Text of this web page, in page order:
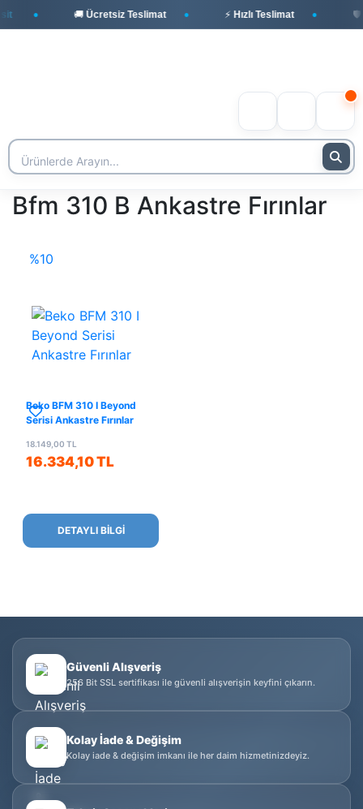
🚚 Ücretsiz Teslimat ⚡ Hızlı Teslimat 🛡️
Bfm 310 B Ankastre Fırınlar
%10
Beko BFM 310 I Beyond
Serisi Ankastre Fırınlar
16.334,10 TL
18.149,00 TL
DETAYLI BİLGİ
Güvenli Alışveriş
256 Bit SSL sertifikası ile güvenli alışverişin keyfini çıkarın.
Kolay İade & Değişim
Kolay iade & değişim imkanı ile her daim hizmetinizdeyiz.